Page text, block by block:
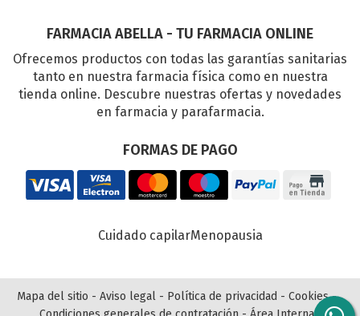
FARMACIA ABELLA - TU FARMACIA ONLINE
Ofrecemos productos con todas las garantías sanitarias
tanto en nuestra farmacia física como en nuestra
tienda online. Descubre nuestras ofertas y novedades
en farmacia y parafarmacia.
FORMAS DE PAGO
Cuidado capilarMenopausia
Mapa del sitio - Aviso legal - Política de privacidad - Cookies-